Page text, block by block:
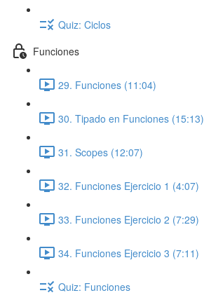
Quiz: Ciclos
Funciones
29. Funciones (11:04)
30. Tipado en Funciones (15:13)
31. Scopes (12:07)
32. Funciones Ejercicio 1 (4:07)
33. Funciones Ejercicio 2 (7:29)
34. Funciones Ejercicio 3 (7:11)
Quiz: Funciones